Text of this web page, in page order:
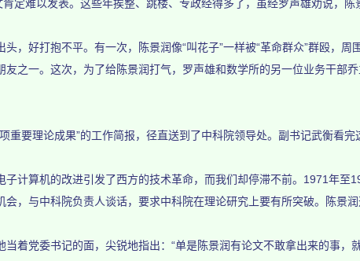
定难以发表。这些年挨整、跳楼、专政经得多了，虽经罗声雄劝说，陈
好打抱不平。有一次，陈景润像“叫花子”一样被“革命群众”群殴，周
友之一。这次，为了给陈景润打气，罗声雄和数学所的另一位业务干部
要理论成果”的工作简报，径直送到了中科院领导处。副书记武衡看完
算机的改进引发了西方的技术革命，而我们却停滞不前。1971年至
会，与中科院负责人谈话，要求中科院在理论研究上要有所突破。陈景润
党委书记的面，尖锐地指出：“单是陈景润有论文不敢拿出来的事，